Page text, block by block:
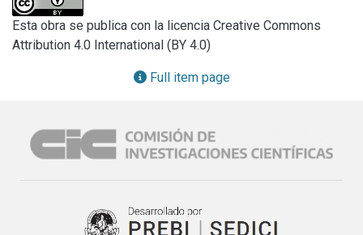
Esta obra se publica con la licencia Creative Commons
Attribution 4.0 International (BY 4.0)
Full item page